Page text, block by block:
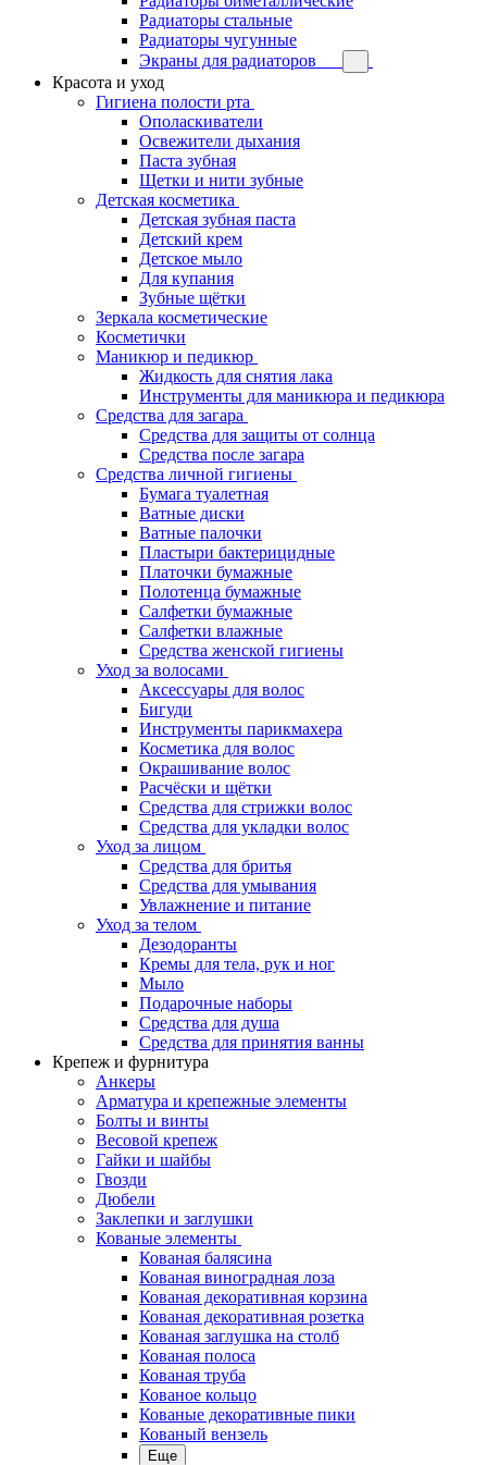
Радиаторы стальные
Радиаторы чугунные
Экраны для радиаторов
Красота и уход
Гигиена полости рта
Ополаскиватели
Освежители дыхания
Паста зубная
Щетки и нити зубные
Детская косметика
Детская зубная паста
Детский крем
Детское мыло
Для купания
Зубные щётки
Зеркала косметические
Косметички
Маникюр и педикюр
Жидкость для снятия лака
Инструменты для маникюра и педикюра
Средства для загара
Средства для защиты от солнца
Средства после загара
Средства личной гигиены
Бумага туалетная
Ватные диски
Ватные палочки
Пластыри бактерицидные
Платочки бумажные
Полотенца бумажные
Салфетки бумажные
Салфетки влажные
Средства женской гигиены
Уход за волосами
Аксессуары для волос
Бигуди
Инструменты парикмахера
Косметика для волос
Окрашивание волос
Расчёски и щётки
Средства для стрижки волос
Средства для укладки волос
Уход за лицом
Средства для бритья
Средства для умывания
Увлажнение и питание
Уход за телом
Дезодоранты
Кремы для тела, рук и ног
Мыло
Подарочные наборы
Средства для душа
Средства для принятия ванны
Крепеж и фурнитура
Анкеры
Арматура и крепежные элементы
Болты и винты
Весовой крепеж
Гайки и шайбы
Гвозди
Дюбели
Заклепки и заглушки
Кованые элементы
Кованая балясина
Кованая виноградная лоза
Кованая декоративная корзина
Кованая декоративная розетка
Кованая заглушка на столб
Кованая полоса
Кованая труба
Кованое кольцо
Кованые декоративные пики
Кованый вензель
Еще